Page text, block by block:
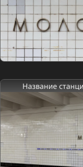
Название